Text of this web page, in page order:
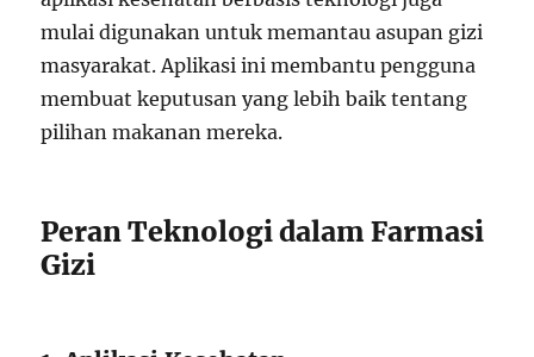
mulai digunakan untuk memantau asupan gizi
masyarakat. Aplikasi ini membantu pengguna
membuat keputusan yang lebih baik tentang
pilihan makanan mereka.
Peran Teknologi dalam Farmasi
Gizi